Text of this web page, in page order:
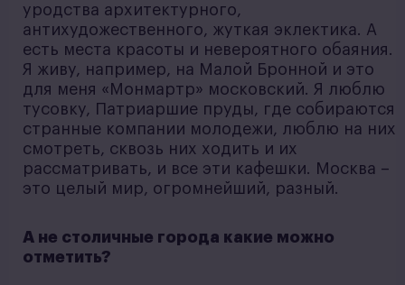
уродства архитектурного,
антихудожественного, жуткая эклектика. А
есть места красоты и невероятного обаяния.
Я живу, например, на Малой Бронной и это
для меня «Монмартр» московский. Я люблю
тусовку, Патриаршие пруды, где собираются
странные компании молодежи, люблю на них
смотреть, сквозь них ходить и их
рассматривать, и все эти кафешки. Москва –
это целый мир, огромнейший, разный.
А не столичные города какие можно
отметить?